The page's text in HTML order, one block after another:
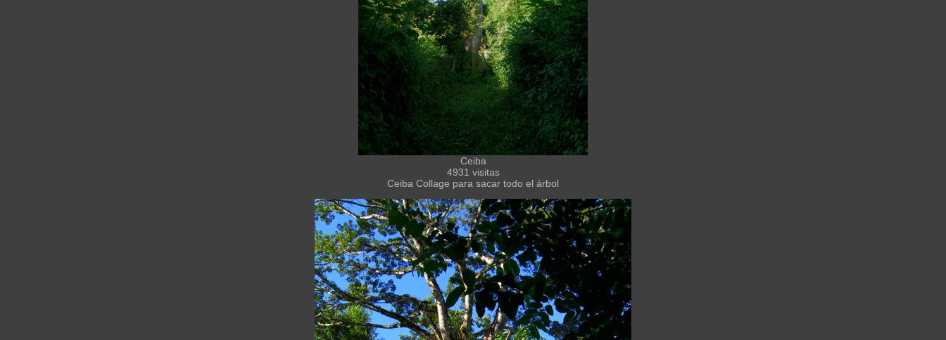
Ceiba
4931 visitas
Ceiba Collage para sacar todo el árbol